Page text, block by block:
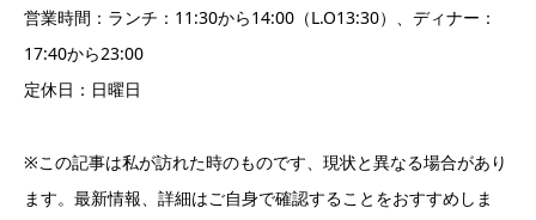
営業時間：ランチ：11:30から14:00（L.O13:30）、ディナー：
17:40から23:00
定休日：日曜日
※この記事は私が訪れた時のものです、現状と異なる場合があり
ます。最新情報、詳細はご自身で確認することをおすすめしま